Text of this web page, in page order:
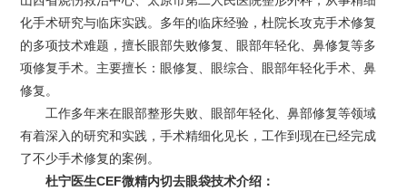
化手术研究与临床实践。多年的临床经验，杜院长攻克手术修复
的多项技术难题，擅长眼部失败修复、眼部年轻化、鼻修复等多
项修复手术。主要擅长：眼修复、眼综合、眼部年轻化手术、鼻
修复。
工作多年来在眼部整形失败、眼部年轻化、鼻部修复等领域
有着深入的研究和实践，手术精细化见长，工作到现在已经完成
了不少手术修复的案例。
杜宁医生CEF微精内切去眼袋技术介绍：